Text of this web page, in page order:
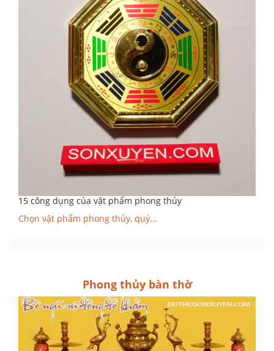
15 công dụng của vật phẩm phong thủy
Chọn vật phẩm phong thủy, quý...
Phong thủy bàn thờ